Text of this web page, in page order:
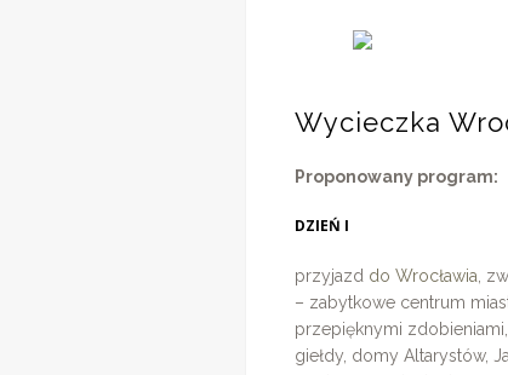
Wycieczka
Proponowany program:
DZIEŃ I
przyjazd do Wrocławia,
– zabytkowe centrum
przepięknymi
giełdy, domy Altarystów,